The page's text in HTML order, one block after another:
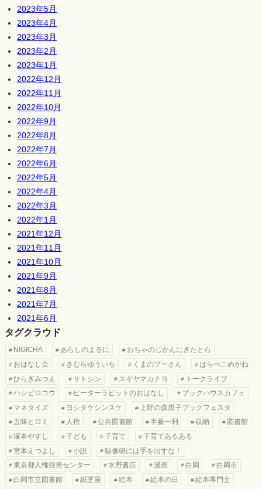
2023年5月
2023年4月
2023年3月
2023年2月
2023年1月
2022年12月
2022年11月
2022年10月
2022年9月
2022年8月
2022年7月
2022年6月
2022年5月
2022年4月
2022年3月
2022年1月
2021年12月
2021年11月
2021年10月
2021年9月
2021年8月
2021年7月
2021年6月
タグクラウド
NIGICHA あらしのよるに
おちゃのじかんにきたとら
おはなし会
きむらゆういち くまのプーさん
はらぺこめがね
ひらぎみつえ
サトシン スギヤマカナヨ
トークライブ
ハシビロコウ
ピーターラビットのおはなし
ブックハウスカフェ
マネタイズ
ヨシタケシンスケ
上野の森親子ブックフェスタ
五味ヒロミ
人権 公共図書館 半藤一利 収納
図書館
塚本やすし
子ども 子育て
子育てあるある
宮本えつよし
小説
映像研には手を出すな！
東京都人権啓発センター
水野書店 漫画 白岡
白岡市
白岡市立図書館
紙芝居 絵本 絵本の日
絵本専門士